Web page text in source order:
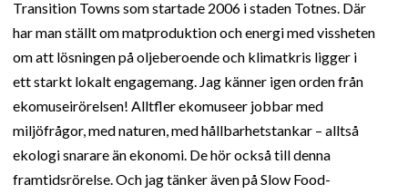
Transition Towns som startade 2006 i staden Totnes. Där
har man ställt om matproduktion och energi med vissheten
om att lösningen på oljeberoende och klimatkris ligger i
ett starkt lokalt engagemang. Jag känner igen orden från
ekomuseirörelsen! Alltfler ekomuseer jobbar med
miljöfrågor, med naturen, med hållbarhetstankar – alltså
ekologi snarare än ekonomi. De hör också till denna
framtidsrörelse. Och jag tänker även på Slow Food-